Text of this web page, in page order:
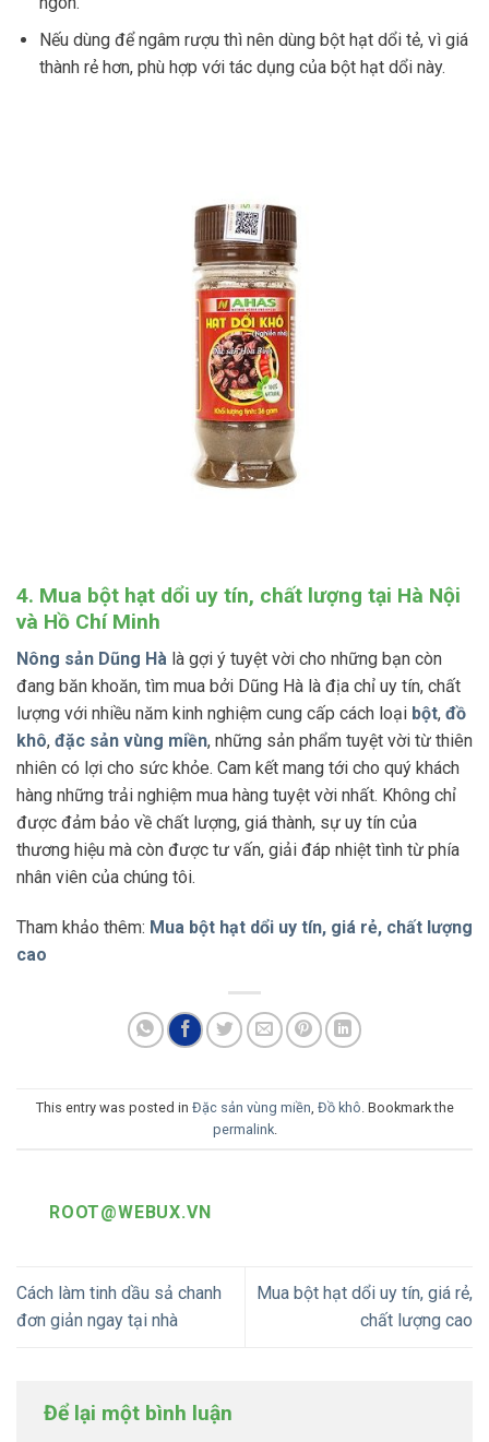
Nếu dùng để ngâm rượu thì nên dùng bột hạt dổi tẻ, vì giá
thành rẻ hơn, phù hợp với tác dụng của bột hạt dổi này.
4. Mua bột hạt dổi uy tín, chất lượng tại Hà Nội
và Hồ Chí Minh
Nông sản Dũng Hà là gợi ý tuyệt vời cho những bạn còn
đang băn khoăn, tìm mua bởi Dũng Hà là địa chỉ uy tín, chất
lượng với nhiều năm kinh nghiệm cung cấp cách loại bột, đồ
khô, đặc sản vùng miền, những sản phẩm tuyệt vời từ thiên
nhiên có lợi cho sức khỏe. Cam kết mang tới cho quý khách
hàng những trải nghiệm mua hàng tuyệt vời nhất. Không chỉ
được đảm bảo về chất lượng, giá thành, sự uy tín của
thương hiệu mà còn được tư vấn, giải đáp nhiệt tình từ phía
nhân viên của chúng tôi.
Tham khảo thêm: Mua bột hạt dổi uy tín, giá rẻ, chất lượng
cao
This entry was posted in Đặc sản vùng miền Đồ khô . Bookmark the
permalink.
ROOT@WEBUX.VN
Cách làm tinh dầu sả chanh
đơn giản ngay tại nhà
Mua bột hạt dổi uy tín, giá rẻ,
chất lượng cao
Để lại một bình luận